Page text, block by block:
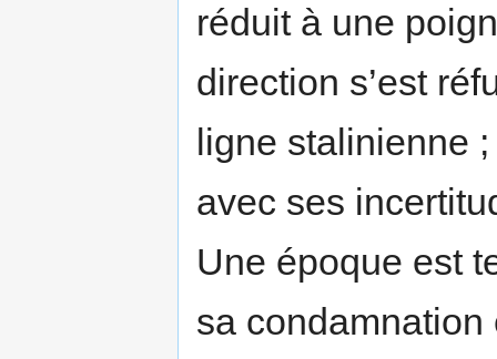
réduit à une
direction s’est
ligne stalinienne
avec ses
Une époque est
sa